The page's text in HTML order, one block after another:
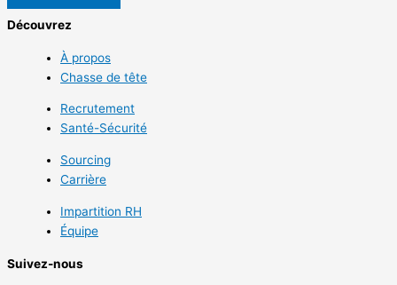
Découvrez
À propos
Chasse de tête
Recrutement
Santé-Sécurité
Sourcing
Carrière
Impartition RH
Équipe
Suivez-nous